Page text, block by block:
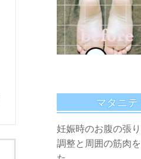
マタニテ
妊娠時のお腹の張
調整と周囲の筋肉